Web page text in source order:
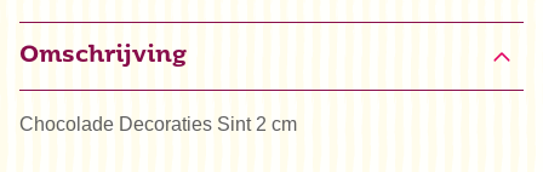
Omschrijving
Chocolade Decoraties Sint 2 cm